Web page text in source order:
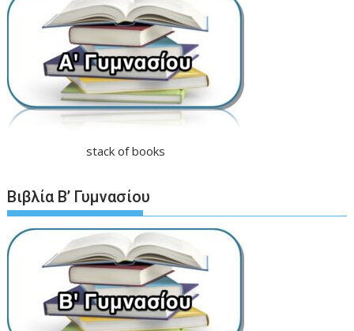
stack of books
Βιβλία Β’ Γυμνασίου